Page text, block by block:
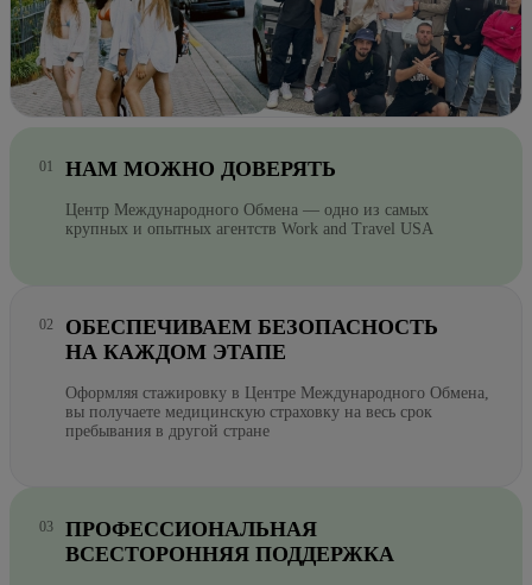
НАМ МОЖНО ДОВЕРЯТЬ
Центр Международного Обмена — одно из самых
крупных и опытных агентств Work and Travel USA
ОБЕСПЕЧИВАЕМ БЕЗОПАСНОСТЬ
НА КАЖДОМ ЭТАПЕ
Оформляя стажировку в Центре Международного Обмена,
вы получаете медицинскую страховку на весь срок
пребывания в другой стране
ПРОФЕССИОНАЛЬНАЯ
ВСЕСТОРОННЯЯ ПОДДЕРЖКА